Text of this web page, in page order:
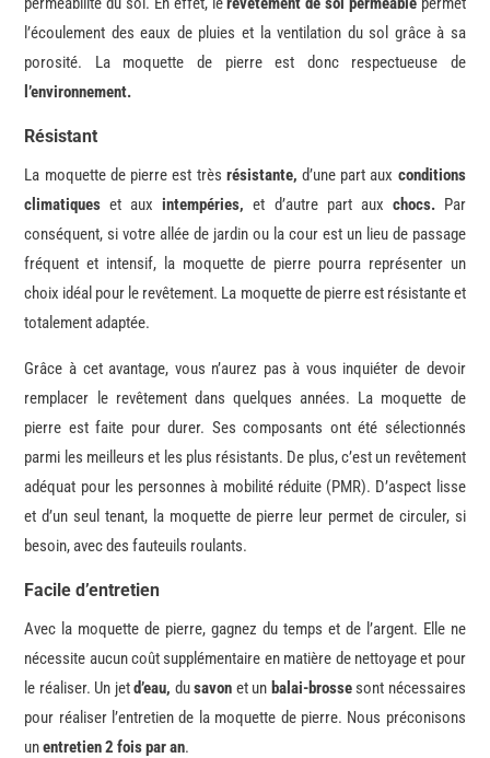
l’écoulement des eaux de pluies et la ventilation du sol grâce à sa
porosité. La moquette de pierre est donc respectueuse de
l’environnement.
Résistant
La moquette de pierre est très résistante, d’une part aux conditions
climatiques et auxintempéries, et d’autre part aux chocs.Par
conséquent, si votre allée de jardin ou la cour est un lieu de passage
fréquent et intensif, la moquette de pierre pourra représenter un
choix idéal pour le revêtement. La moquette de pierre est résistante et
totalement adaptée.
Grâce à cet avantage, vous n’aurez pas à vous inquiéter de devoir
remplacer le revêtement dans quelques années. La moquette de
pierre est faite pour durer. Ses composants ont été sélectionnés
parmi les meilleurs et les plus résistants. De plus, c’est un revêtement
adéquat pour les personnes à mobilité réduite (PMR). D’aspect lisse
et d’un seul tenant, la moquette de pierre leur permet de circuler, si
besoin, avec des fauteuils roulants.
Facile d’entretien
Avec la moquette de pierre, gagnez du temps et de l’argent. Elle ne
nécessite aucun coût supplémentaire en matière de nettoyage et pour
le réaliser. Un jetd’eau, dusavon et un balai-brossesont nécessaires
pour réaliser l’entretien de la moquette de pierre. Nous préconisons
unentretien 2 fois par an.